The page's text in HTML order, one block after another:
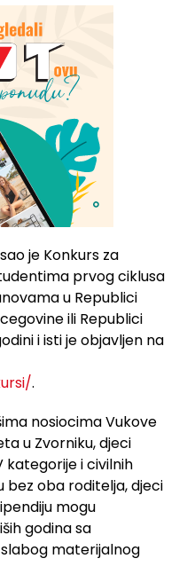
je Konkurs za
prvog ciklusa
u Republici
ili Republici
i isti je objavljen na
.
nosiocima Vukove
u Zvorniku, djeci
kategorije i civilnih
bez oba roditelja, djeci
mogu
godina sa
materijalnog